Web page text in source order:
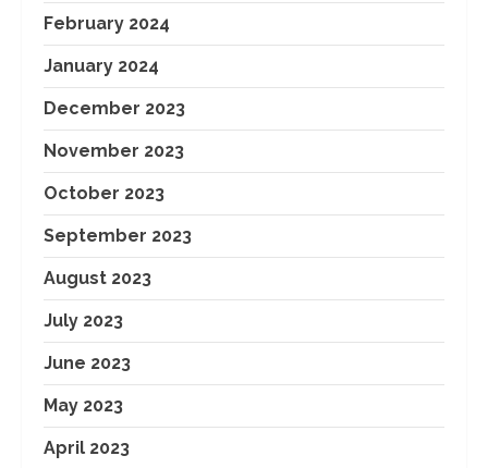
February 2024
January 2024
December 2023
November 2023
October 2023
September 2023
August 2023
July 2023
June 2023
May 2023
April 2023